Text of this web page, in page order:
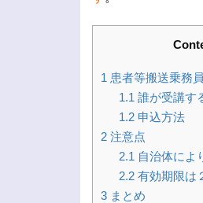
1 患者等搬送乗務
1.1 誰が受講す
1.2申込方法
2 注意点
2.1 自治体によ
2.2有効期限は
3 まとめ